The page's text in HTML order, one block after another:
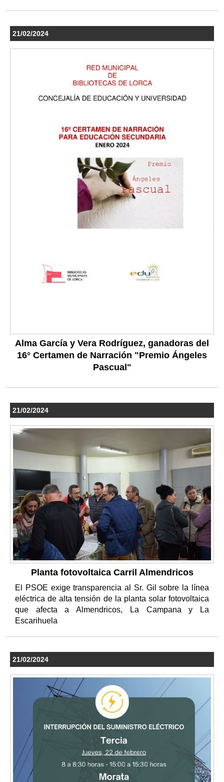
21/02/2024
Alma García y Vera Rodríguez, ganadoras del
16° Certamen de Narración "Premio Ángeles
Pascual"
21/02/2024
Planta fotovoltaica Carril Almendricos
El PSOE exige transparencia al Sr. Gil sobre la línea
eléctrica de alta tensión de la planta solar fotovoltaica
que afecta a Almendricos, La Campana y La
Escarihuela
21/02/2024